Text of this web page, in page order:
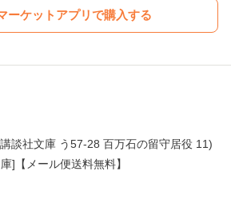
ーケットアプリで購入する
談社文庫 う57-28 百万石の留守居役 11)
]【メール便送料無料】